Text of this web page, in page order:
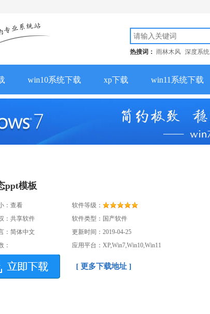
热搜词： 雨林木风 深度系统
win10系统下载 xp下载 win11系统下载
ppt模板
： 查看
：共享软件
：简体中文
：
软件等级：
软件类型：国产软件
更新时间：2019-04-25
应用平台：XP,Win7,Win10,Win11
[ 更多下载地址 ]